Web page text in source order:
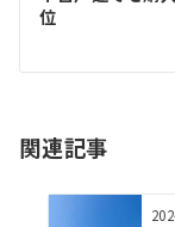
ー
シ
ン
位
関連記事